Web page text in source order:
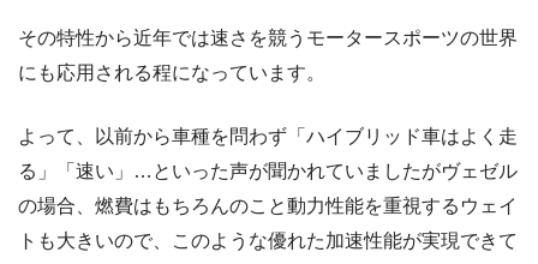
その特性から近年では速さを競うモータースポーツの世界
にも応用される程になっています。
よって、以前から車種を問わず「ハイブリッド車はよく走
る」「速い」…といった声が聞かれていましたがヴェゼル
の場合、燃費はもちろんのこと動力性能を重視するウェイ
トも大きいので、このような優れた加速性能が実現できて